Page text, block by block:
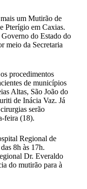
um Mutirão de
Pterígio em Caxias.
Governo do Estado do
meio da Secretaria
procedimentos
de municípios
Altas, São João do
de Inácia Vaz. Já
serão
feira (18).
Regional de
8h às 17h.
Dr. Everaldo
do mutirão para à